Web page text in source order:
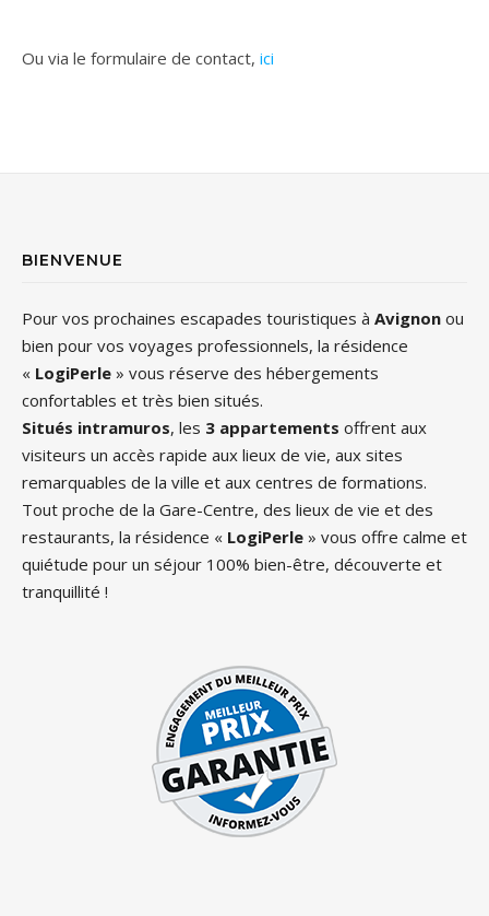
Ou via le formulaire de contact, ici
BIENVENUE
Pour vos prochaines escapades touristiques à Avignon ou
bien pour vos voyages professionnels, la résidence
« LogiPerle » vous réserve des hébergements
confortables et très bien situés.
Situés intramuros, les 3 appartements offrent aux
visiteurs un accès rapide aux lieux de vie, aux sites
remarquables de la ville et aux centres de formations.
Tout proche de la Gare-Centre, des lieux de vie et des
restaurants, la résidence « LogiPerle » vous offre calme et
quiétude pour un séjour 100% bien-être, découverte et
tranquillité !